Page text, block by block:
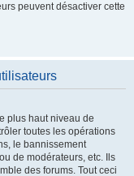
peuvent désactiver cette
plus haut niveau de
toutes les opérations
le bannissement
de modérateurs, etc. Ils
des forums. Tout ceci